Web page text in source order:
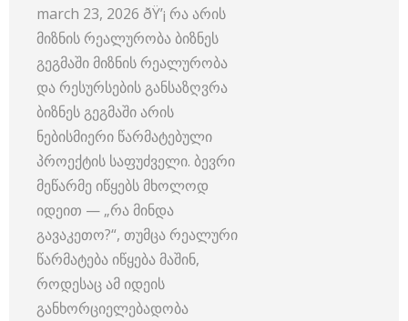
march 23, 2026 ðŸ’¡ რა არის
მიზნის რეალურობა ბიზნეს
გეგმაში მიზნის რეალურობა
და რესურსების განსაზღვრა
ბიზნეს გეგმაში არის
ნებისმიერი წარმატებული
პროექტის საფუძველი. ბევრი
მეწარმე იწყებს მხოლოდ
იდეით — „რა მინდა
გავაკეთო?“, თუმცა რეალური
წარმატება იწყება მაშინ,
როდესაც ამ იდეის
განხორციელებადობა